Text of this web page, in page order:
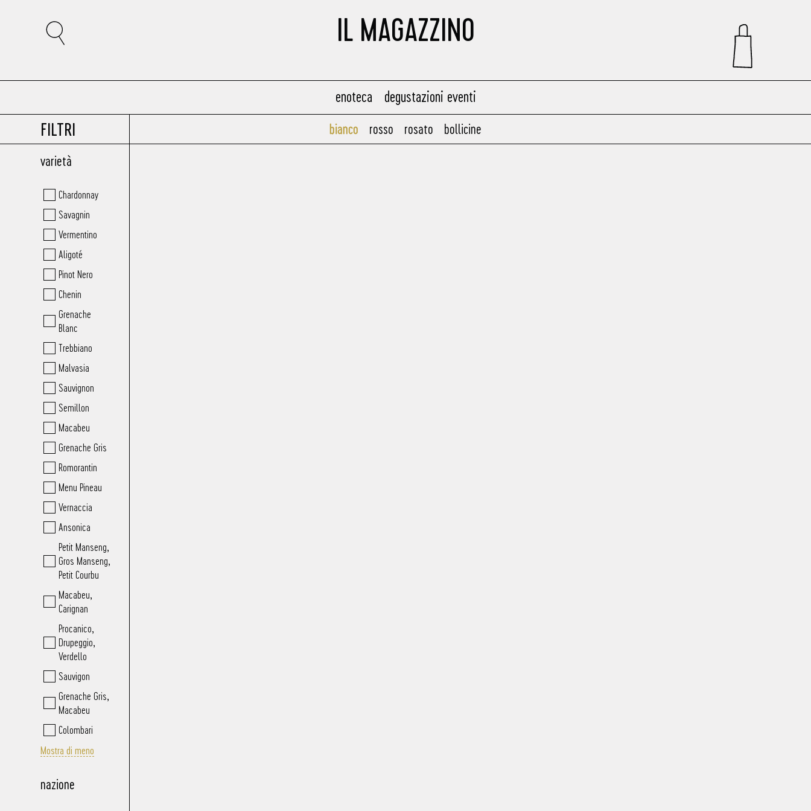
IL MAGAZZINO
enoteca degustazioni eventi
FILTRI bianco rosso rosato bollicine
varietà
Chardonnay
Savagnin
Vermentino
Aligoté
Pinot Nero
Chenin
Grenache
Blanc
Trebbiano
Malvasia
Sauvignon
Semillon
Macabeu
Grenache Gris
Romorantin
Menu Pineau
Vernaccia
Ansonica
Petit Manseng,
Gros Manseng,
Petit Courbu
Macabeu,
Carignan
Procanico,
Drupeggio,
Verdello
Sauvigon
Grenache Gris,
Macabeu
Colombari
Mostra di meno
nazione